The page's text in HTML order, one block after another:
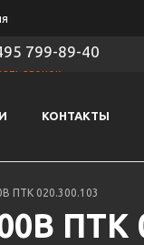
799-89-40
звонок
КОНТАКТЫ
ПТК 020.300.103
ПТК